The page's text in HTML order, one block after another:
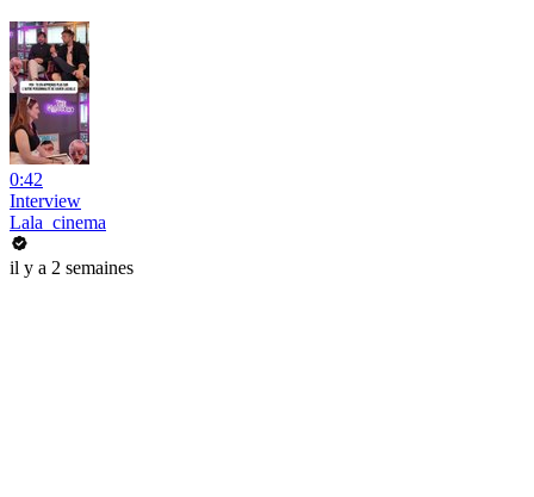
0:42
Interview
Lala_cinema
il y a 2 semaines